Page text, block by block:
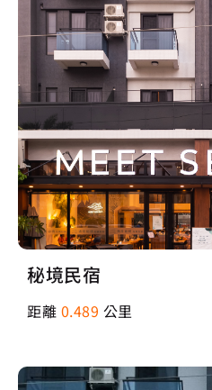
秘境民宿
距離 0.489 公里